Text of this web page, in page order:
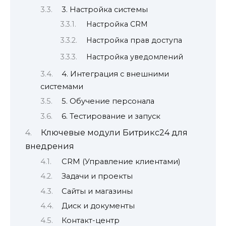
3. Настройка системы
Настройка CRM
Настройка прав доступа
Настройка уведомлений
4. Интеграция с внешними
системами
5. Обучение персонала
6. Тестирование и запуск
Ключевые модули Битрикс24 для
внедрения
CRM (Управление клиентами)
Задачи и проекты
Сайты и магазины
Диск и документы
Контакт-центр